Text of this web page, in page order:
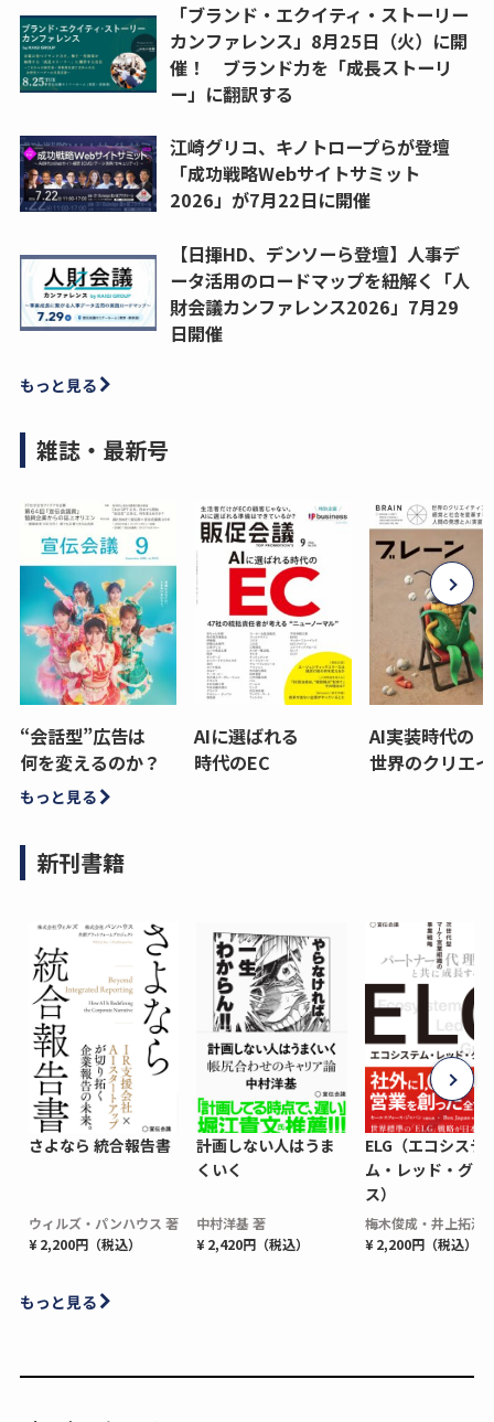
「ブランド・エクイティ・ストーリー
カンファレンス」8月25日（火）に開
催！ ブランド力を「成長ストーリ
ー」に翻訳する
江崎グリコ、キノトロープらが登壇
「成功戦略Webサイトサミット
2026」が7月22日に開催
【日揮HD、デンソーら登壇】人事デ
ータ活用のロードマップを紐解く「人
財会議カンファレンス2026」7月29
日開催
もっと見る
雑誌・最新号
“会話型”広告は
何を変えるのか？
AIに選ばれる
時代のEC
AI実装時代の
世界のクリエ
もっと見る
新刊書籍
さよなら 統合報告書
ウィルズ・パンハウス 著
¥ 2,200円（税込）
計画しない人はうま
くいく
中村洋基 著
¥ 2,420円（税込）
ELG（エコシステ
ム・レッド・グロ
ス）
梅木俊成・井上拓海
¥ 2,200円（税込）
もっと見る